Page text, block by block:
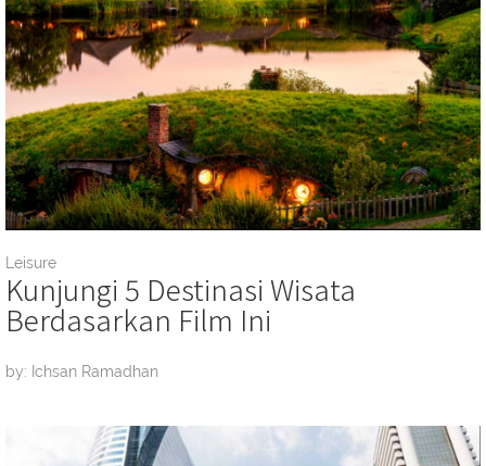
Leisure
Kunjungi 5 Destinasi Wisata
Berdasarkan Film Ini
by: Ichsan Ramadhan